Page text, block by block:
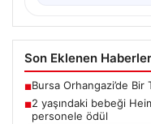
Son Eklenen Haberler
■Bursa Orhangazi’de
■2 yaşındaki bebeği
personele ödül